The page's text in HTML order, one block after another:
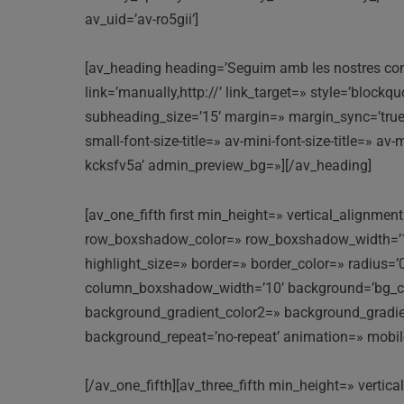
av_uid=’av-ro5gii’]
[av_heading heading=’Seguim amb les nostres
link=’manually,http://’ link_target=»
subheading_size=’15’ margin=»
small-font-size-title=» av-mini-font-size-title=» av-
kcksfv5a’ admin_preview_bg=»][/av_heading]
[av_one_fifth first min_height=»
row_boxshadow_color=»
highlight_size=» border=» border_color=»
column_boxshadow_width=’10’
background_gradient_color2=»
background_repeat=’no-repeat’ animation=»
[/av_one_fifth][av_three_fifth min_height=»